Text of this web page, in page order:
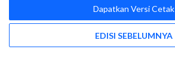
Dapatkan Versi Cetak
EDISI SEBELUMNYA